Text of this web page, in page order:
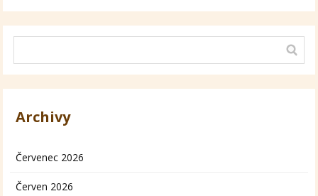
Archivy
Červenec 2026
Červen 2026